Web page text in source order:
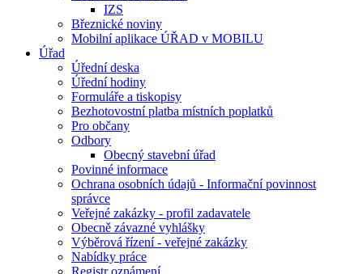
IZS
Březnické noviny
Mobilní aplikace ÚŘAD v MOBILU
Úřad
Úřední deska
Úřední hodiny
Formuláře a tiskopisy
Bezhotovostní platba místních poplatků
Pro občany
Odbory
Obecný stavební úřad
Povinné informace
Ochrana osobních údajů - Informační povinnost
správce
Veřejné zakázky - profil zadavatele
Obecně závazné vyhlášky
Výběrová řízení - veřejné zakázky
Nabídky práce
Registr oznámení